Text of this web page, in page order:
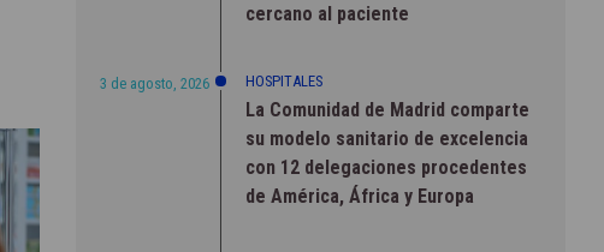
cercano al paciente
3 de agosto, 2026 HOSPITALES
La Comunidad de Madrid comparte
su modelo sanitario de excelencia
con 12 delegaciones procedentes
de América, África y Europa